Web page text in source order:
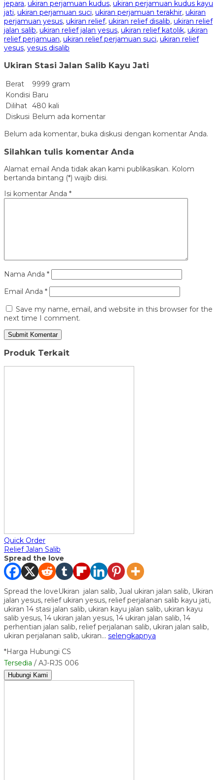
jepara, ukiran perjamuan kudus, ukiran perjamuan kudus kayu
jati, ukiran perjamuan suci, ukiran perjamuan terakhir, ukiran
perjamuan yesus, ukiran relief, ukiran relief disalib, ukiran relief
jalan salib, ukiran relief jalan yesus, ukiran relief katolik, ukiran
relief perjamuan, ukiran relief perjamuan suci, ukiran relief
yesus, yesus disalib
Ukiran Stasi Jalan Salib Kayu Jati
Berat
9999 gram
Kondisi Baru
Dilihat 480 kali
Diskusi Belum ada komentar
Belum ada komentar, buka diskusi dengan komentar Anda.
Silahkan tulis komentar Anda
Alamat email Anda tidak akan kami publikasikan. Kolom
bertanda bintang (*) wajib diisi.
Isi komentar Anda *
Nama Anda *
Email Anda *
Save my name, email, and website in this browser for the
next time I comment.
Produk Terkait
Quick Order
Relief Jalan Salib
Spread the love
Spread the loveUkiran jalan salib, Jual ukiran jalan salib, Ukiran
jalan yesus, relief ukiran yesus, relief perjalanan salib kayu jati,
ukiran 14 stasi jalan salib, ukiran kayu jalan salib, ukiran kayu
salib yesus, 14 ukiran jalan yesus, 14 ukiran jalan salib, 14
perhentian jalan salib, relief perjalanan salib, ukiran jalan salib,
ukiran perjalanan salib, ukiran… selengkapnya
*Harga Hubungi CS
Tersedia / AJ-RJS 006
Hubungi Kami